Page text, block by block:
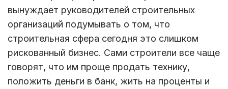
вынуждает руководителей строительных
организаций подумывать о том, что
строительная сфера сегодня это слишком
рискованный бизнес. Сами строители все чаще
говорят, что им проще продать технику,
положить деньги в банк, жить на проценты и